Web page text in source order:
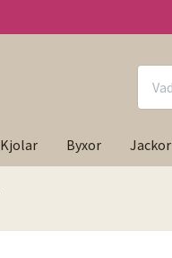
Kjolar Byxor Jackor